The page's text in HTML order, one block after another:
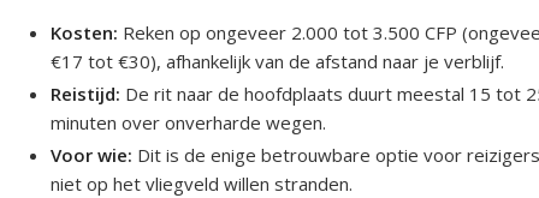
Kosten: Reken op ongeveer 2.000 tot 3.500 CFP
€17 tot €30), afhankelijk van de afstand naar je verblijf.
Reistijd: De rit naar de hoofdplaats duurt meestal 15 tot
minuten over onverharde wegen.
Voor wie: Dit is de enige betrouwbare optie voor
niet op het vliegveld willen stranden.